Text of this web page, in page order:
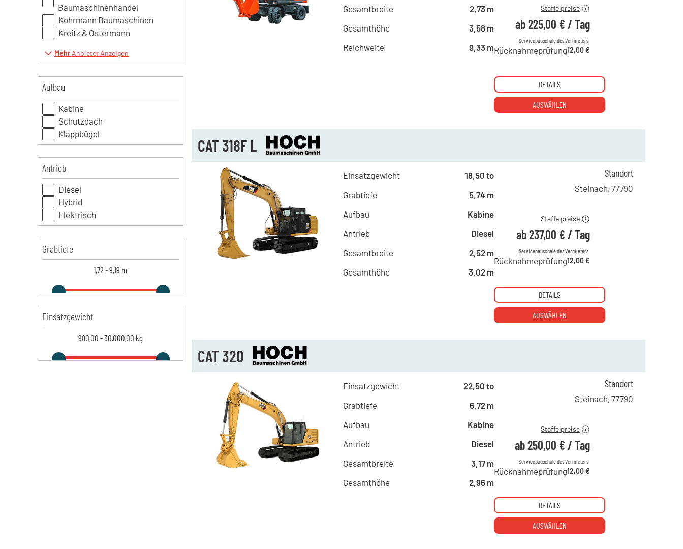
Baumaschinenhandel
Kohrmann Baumaschinen
Kreitz & Ostermann
MehrAnbieter Anzeigen
Aufbau
Kabine
Schutzdach
Klappbügel
Antrieb
Diesel
Hybrid
Elektrisch
Grabtiefe
1,72 -9,19 m
Einsatzgewicht
980,00 -30.000,00 kg
Gesamtbreite
2,73 m
Gesamthöhe
3,58 m
Reichweite
9,33 m
Staffelpreise
ab225,00 € /Tag
Servicepauschale des Vermieters:
Rücknahmeprüfung12,00 €
DETAILS
AUSWÄHLEN
CAT 318F L
Einsatzgewicht
18,50 to
Grabtiefe
5,74 m
Aufbau
Kabine
Antrieb
Diesel
Gesamtbreite
2,52 m
Gesamthöhe
3,02 m
286,00 €
ab 21 Tagen
Staffelpreise
ab237,00 € /Tag
Servicepauschale des Vermieters:
Rücknahmeprüfung12,00 €
Standort
Steinach, 77790
DETAILS
AUSWÄHLEN
CAT 320
Einsatzgewicht
22,50 to
Grabtiefe
6,72 m
Aufbau
Kabine
Antrieb
Diesel
Gesamtbreite
3,17 m
Gesamthöhe
2,96 m
300,00 €
ab 21 Tagen
Staffelpreise
ab250,00 € /Tag
Servicepauschale des Vermieters:
Rücknahmeprüfung12,00 €
Standort
Steinach, 77790
DETAILS
AUSWÄHLEN